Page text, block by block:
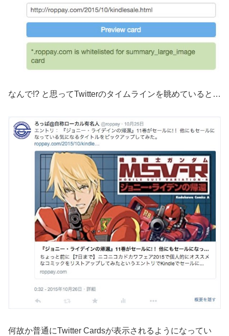
なんで!? と思ってTwitterのタイムラインを眺めていると…
何故か普通にTwitter Cardsが表示されるようになってい